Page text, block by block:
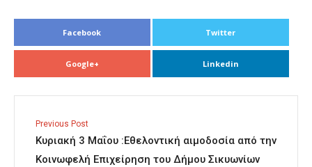
Facebook Twitter
Google+ Linkedin
Previous Post
Κυριακή 3 Μαΐου :Εθελοντική αιμοδοσία από την
Κοινωφελή Επιχείρηση του Δήμου Σικυωνίων